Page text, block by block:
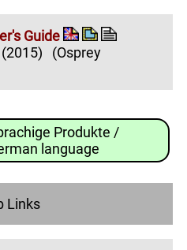
Guide
(2015)
(Osprey
Produkte /
language
Links